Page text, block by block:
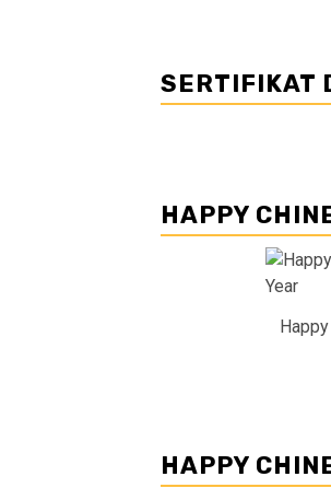
SERTIFIKAT
HAPPY
HAPPY